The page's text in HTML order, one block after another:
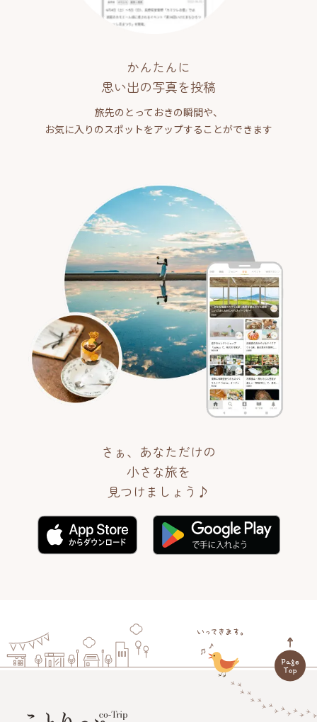
かんたんに
思い出の写真を投稿
旅先のとっておきの瞬間や、
お気に入りのスポットをアップすることができます
さぁ、あなただけの
小さな旅を
見つけましょう♪